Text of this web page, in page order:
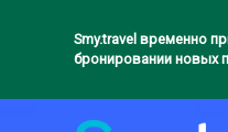
contenido
Smy.travel временно
бронировании новых